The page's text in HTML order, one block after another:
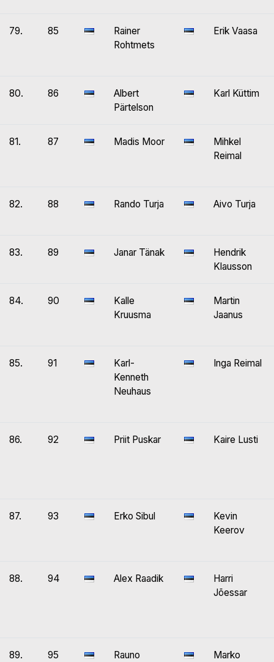
79. 85
Rainer
Rohtmets
Erik Vaasa
80. 86
Albert
Pärtelson
Karl Küttim
81. 87 Madis Moor
Mihkel
Reimal
82. 88 Rando Turja Aivo Turja
83. 89 Janar Tänak
Hendrik
Klausson
84. 90
Kalle
Kruusma
Martin
Jaanus
85. 91
Karl-
Kenneth
Neuhaus
Inga Reimal
86. 92 Priit Puskar Kaire Lusti
87. 93 Erko Sibul
Kevin
Keerov
88. 94 Alex Raadik
Harri
Jõessar
89. 95
Rauno
Marko